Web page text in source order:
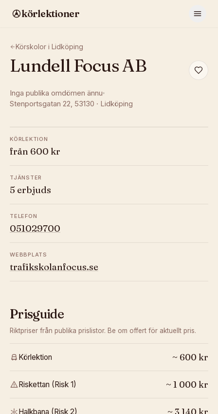
körlektioner
Körskolor i Lidköping
Lundell Focus AB
Inga publika omdömen ännu
Stenportsgatan 22, 53130 · Lidköping
KÖRLEKTION
från 600 kr
TJÄNSTER
5 erbjuds
TELEFON
051029700
WEBBPLATS
trafikskolanfocus.se
Prisguide
Riktpriser från publika prislistor. Be om offert för aktuellt pris.
Körlektion ~ 600 kr
Riskettan (Risk 1) ~ 1 000 kr
Halkbana (Risk 2)